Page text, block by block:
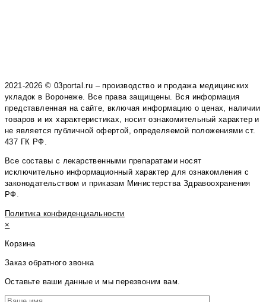
2021-2026 © 03portal.ru – производство и продажа медицинских
укладок в Воронеже. Все права защищены. Вся информация
представленная на сайте, включая информацию о ценах, наличии
товаров и их характеристиках, носит ознакомительный характер и
не является публичной офертой, определяемой положениями ст.
437 ГК РФ.
Все составы с лекарственными препаратами носят
исключительно информационный характер для ознакомления с
законодательством и приказам Министерства Здравоохранения
РФ.
Политика конфиденциальности
×
Корзина
Заказ обратного звонка
Оставьте ваши данные и мы перезвоним вам.